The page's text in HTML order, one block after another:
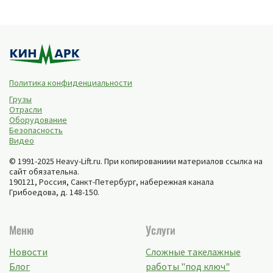
Политика конфиденциальности
Грузы
Отрасли
Оборудование
Безопасность
Видео
© 1991-2025 Heavy-Lift.ru. При копированиии материалов ссылка на
сайт обязательна.
190121, Россия, Санкт-Петербург, набережная канала
Грибоедова, д. 148-150.
Меню
Новости
Блог
Услуги
Сложные такелажные
работы "под ключ"